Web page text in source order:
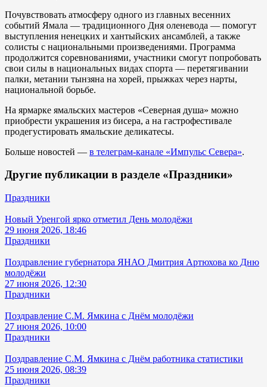
Почувствовать атмосферу одного из главных весенних
событий Ямала — традиционного Дня оленевода — помогут
выступления ненецких и хантыйских ансамблей, а также
солисты с национальными произведениями. Программа
продолжится соревнованиями, участники смогут попробовать
свои силы в национальных видах спорта — перетягивании
палки, метании тынзяна на хорей, прыжках через нарты,
национальной борьбе.
На ярмарке ямальских мастеров «Северная душа» можно
приобрести украшения из бисера, а на гастрофестивале
продегустировать ямальские деликатесы.
Больше новостей — в телеграм-канале «Импульс Севера».
Другие публикации в разделе «Праздники»
Праздники
Новый Уренгой ярко отметил День молодёжи
29 июня 2026, 18:46
Праздники
Поздравление губернатора ЯНАО Дмитрия Артюхова ко Дню
молодёжи
27 июня 2026, 12:30
Праздники
Поздравление С.М. Ямкина с Днём молодёжи
27 июня 2026, 10:00
Праздники
Поздравление С.М. Ямкина с Днём работника статистики
25 июня 2026, 08:39
Праздники